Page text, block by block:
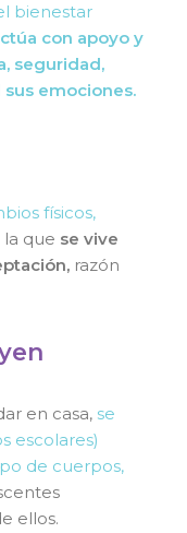
bienestar
con apoyo y
seguridad,
emociones.
físicos,
la que se vive
razón
en casa, se
escolares)
de cuerpos,
ellos.